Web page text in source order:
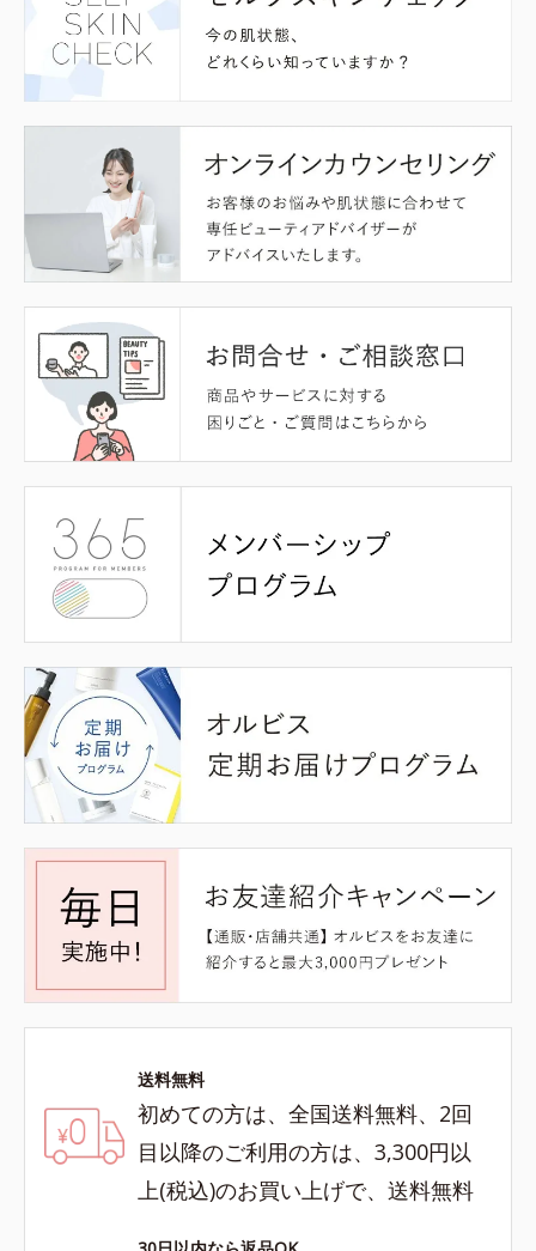
送料無料
初めての方は、全国送料無料、2回
目以降のご利用の方は、3,300円以
上(税込)のお買い上げで、送料無料